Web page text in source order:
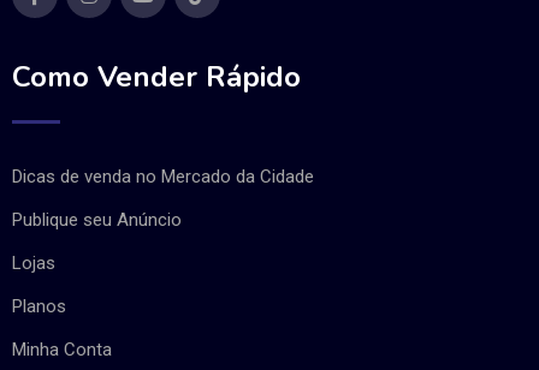
Como Vender Rápido
Dicas de venda no Mercado da Cidade
Publique seu Anúncio
Lojas
Planos
Minha Conta